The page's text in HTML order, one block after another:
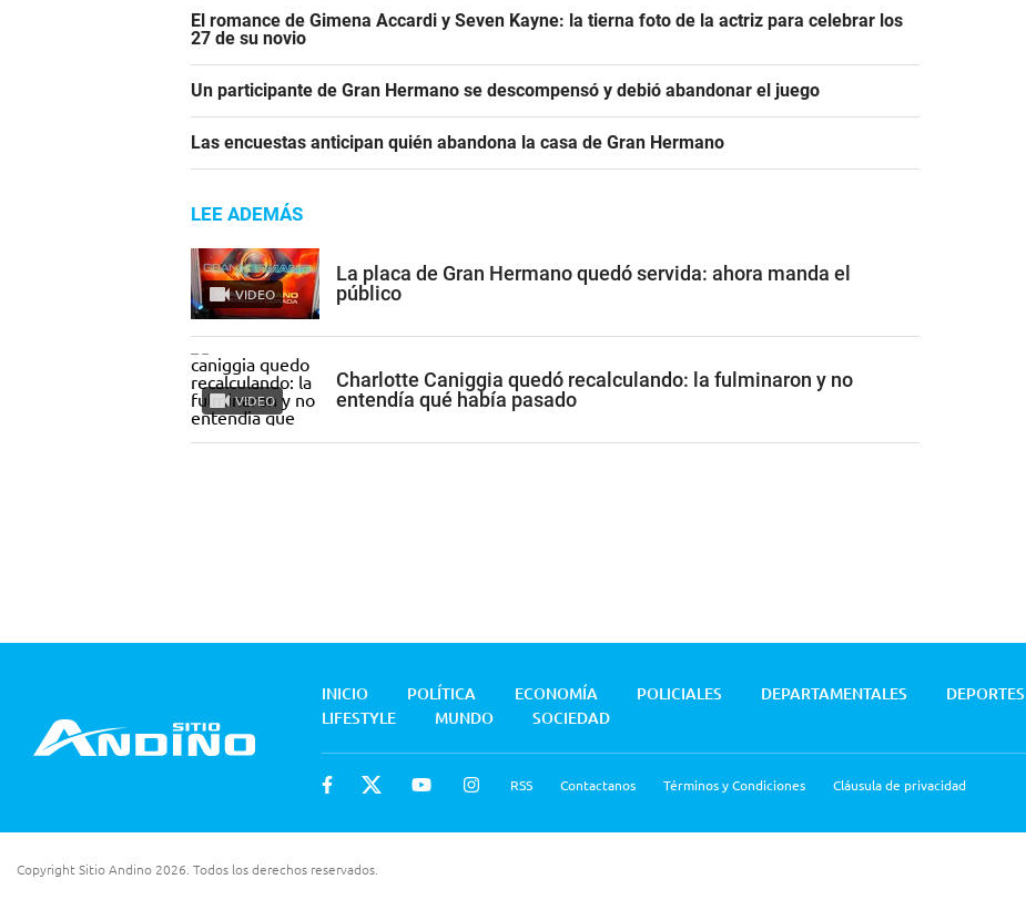
El romance de Gimena Accardi y Seven Kayne: la tierna foto de la actriz para celebrar los
27 de su novio
Un participante de Gran Hermano se descompensó y debió abandonar el juego
Las encuestas anticipan quién abandona la casa de Gran Hermano
LEE ADEMÁS
VIDEO
La placa de Gran Hermano quedó servida: ahora manda el
público
VIDEO
Charlotte Caniggia quedó recalculando: la fulminaron y no
entendía qué había pasado
INICIO POLÍTICA ECONOMÍA POLICIALES DEPARTAMENTALES DEPORTES
LIFESTYLE
MUNDO SOCIEDAD
RSS Contactanos Términos y Condiciones Cláusula de privacidad
Copyright Sitio Andino 2026. Todos los derechos reservados.